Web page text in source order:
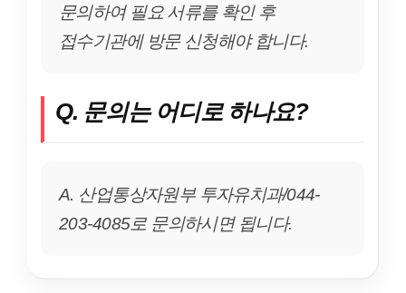
문의하여 필요 서류를 확인 후
접수기관에 방문 신청해야 합니다.
Q. 문의는 어디로 하나요?
A. 산업통상자원부 투자유치과/044-
203-4085로 문의하시면 됩니다.